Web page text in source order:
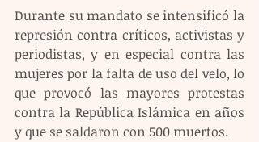
Durante su mandato se intensificó la
represión contra críticos, activistas y
periodistas, y en especial contra las
mujeres por la falta de uso del velo, lo
que provocó las mayores protestas
contra la República Islámica en años
y que se saldaron con 500 muertos.